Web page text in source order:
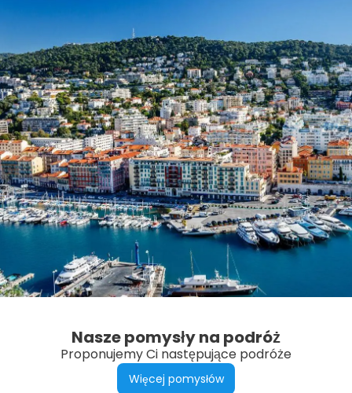
Nasze pomysły na podróż
Proponujemy Ci następujące podróże
Więcej pomysłów